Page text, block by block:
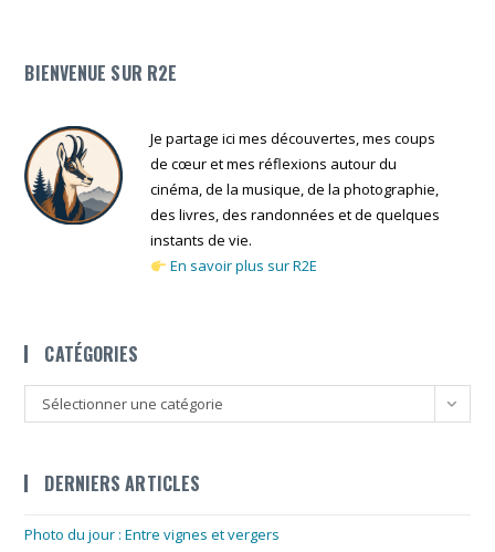
BIENVENUE SUR R2E
Je partage ici mes découvertes, mes coups
de cœur et mes réflexions autour du
cinéma, de la musique, de la photographie,
des livres, des randonnées et de quelques
instants de vie.
En savoir plus sur R2E
CATÉGORIES
Catégories
Sélectionner une catégorie
DERNIERS ARTICLES
Photo du jour : Entre vignes et vergers